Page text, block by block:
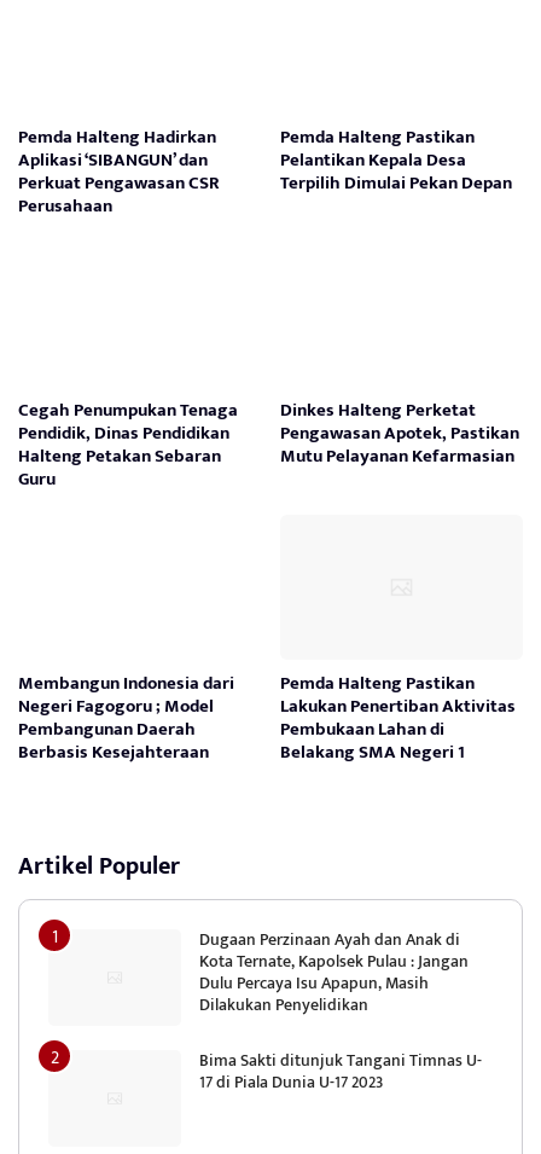
Pemda Halteng Hadirkan
Aplikasi ‘SIBANGUN’ dan
Perkuat Pengawasan CSR
Perusahaan
Pemda Halteng Pastikan
Pelantikan Kepala Desa
Terpilih Dimulai Pekan Depan
Cegah Penumpukan Tenaga
Pendidik, Dinas Pendidikan
Halteng Petakan Sebaran
Guru
Dinkes Halteng Perketat
Pengawasan Apotek, Pastikan
Mutu Pelayanan Kefarmasian
Membangun Indonesia dari
Negeri Fagogoru ; Model
Pembangunan Daerah
Berbasis Kesejahteraan
Pemda Halteng Pastikan
Lakukan Penertiban Aktivitas
Pembukaan Lahan di
Belakang SMA Negeri 1
Artikel Populer
Dugaan Perzinaan Ayah dan Anak di
Kota Ternate, Kapolsek Pulau : Jangan
Dulu Percaya Isu Apapun, Masih
Dilakukan Penyelidikan
Bima Sakti ditunjuk Tangani Timnas U-
17 di Piala Dunia U-17 2023